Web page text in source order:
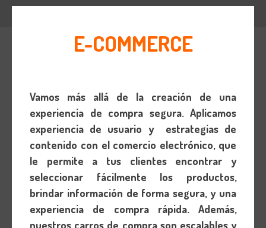
E-COMMERCE
Vamos más allá de la creación de una
experiencia de compra segura. Aplicamos
experiencia de usuario y estrategias de
contenido con el comercio electrónico, que
le permite a tus clientes encontrar y
seleccionar fácilmente los productos,
brindar información de forma segura, y una
experiencia de compra rápida. Además,
nuestros carros de compra son escalables y